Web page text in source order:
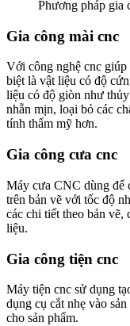
Phương pháp gia
Gia công mài cnc
Với công nghệ cnc giúp
biệt là vật liệu có độ
liệu có độ giòn như
nhẵn mịn, loại bỏ các
tính thẩm mỹ hơn.
Gia công cưa cnc
Máy cưa CNC dùng để
trên bản vẽ với tốc độ
các chi tiết theo bản vẽ,
liệu.
Gia công tiện cnc
Máy tiện cnc sử dụng
dụng cụ cắt nhẹ vào
cho sản phẩm.